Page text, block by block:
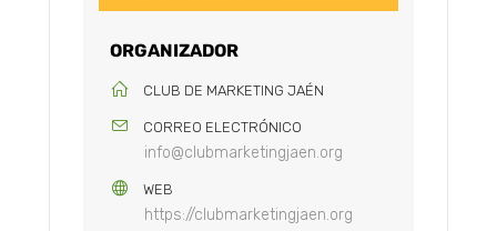
ORGANIZADOR
CLUB DE MARKETING JAÉN
CORREO ELECTRÓNICO
info@clubmarketingjaen.org
WEB
https://clubmarketingjaen.org